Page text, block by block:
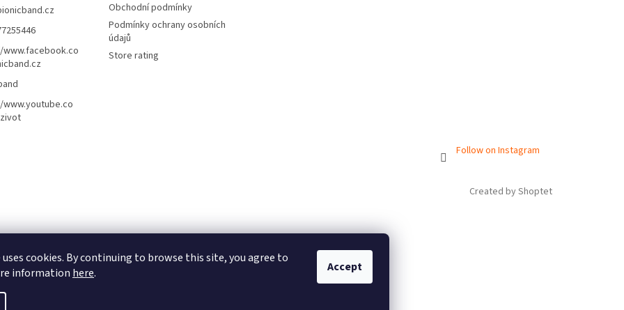
cookies. By continuing to browse this site, you agree to
information here. Accept
Obchodní podmínky
Podmínky ochrany osobních
údajů
Store rating
Follow on Instagram
Created by Shoptet